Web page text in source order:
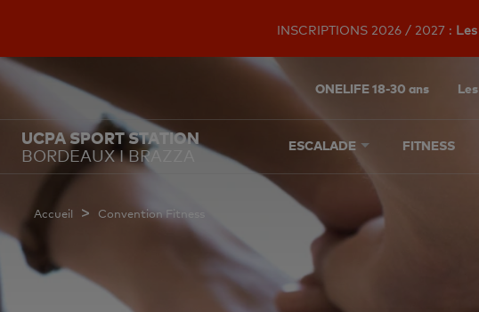
INSCRIPTIONS 2026 / 2027 :
ONELIFE 18-30 ans
UCPA SPORT STATION
BORDEAUX I BRAZZA
ESCALADE FITNESS
Accueil > Convention Fitness